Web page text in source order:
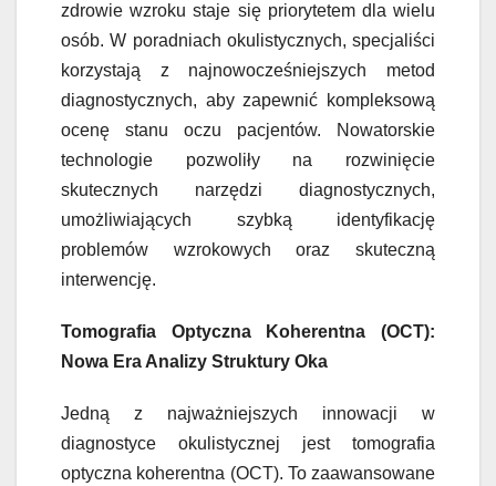
zdrowie wzroku staje się priorytetem dla wielu
osób. W poradniach okulistycznych, specjaliści
korzystają z najnowocześniejszych metod
diagnostycznych, aby zapewnić kompleksową
ocenę stanu oczu pacjentów. Nowatorskie
technologie pozwoliły na rozwinięcie
skutecznych narzędzi diagnostycznych,
umożliwiających szybką identyfikację
problemów wzrokowych oraz skuteczną
interwencję.
Tomografia Optyczna Koherentna (OCT):
Nowa Era Analizy Struktury Oka
Jedną z najważniejszych innowacji w
diagnostyce okulistycznej jest tomografia
optyczna koherentna (OCT). To zaawansowane